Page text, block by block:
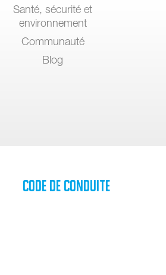
Santé, sécurité et
environnement
Communauté
Blog
Code de Conduite